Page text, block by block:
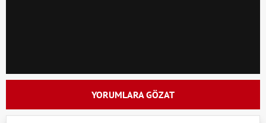
YORUMLARA GÖZAT